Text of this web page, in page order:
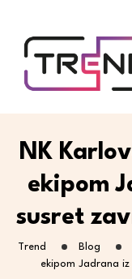
NK
ekipom
susret
Trend Blog
ekipom Jadrana